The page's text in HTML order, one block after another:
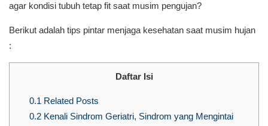
agar kondisi tubuh tetap fit saat musim pengujan?
Berikut adalah tips pintar menjaga kesehatan saat musim hujan
:
Daftar Isi
0.1 Related Posts
0.2Kenali Sindrom Geriatri, Sindrom yang Mengintai